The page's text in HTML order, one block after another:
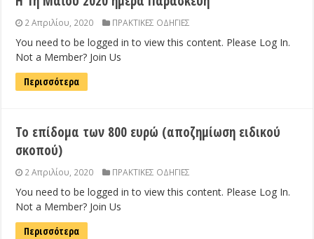
2 Απριλίου, 2020 ΠΡΑΚΤΙΚΕΣ ΟΔΗΓΙΕΣ
You need to be logged in to view this content. Please Log In.
Not a Member? Join Us
Περισσότερα
Το επίδομα των 800 ευρώ (αποζημίωση ειδικού
σκοπού)
2 Απριλίου, 2020 ΠΡΑΚΤΙΚΕΣ ΟΔΗΓΙΕΣ
You need to be logged in to view this content. Please Log In.
Not a Member? Join Us
Περισσότερα